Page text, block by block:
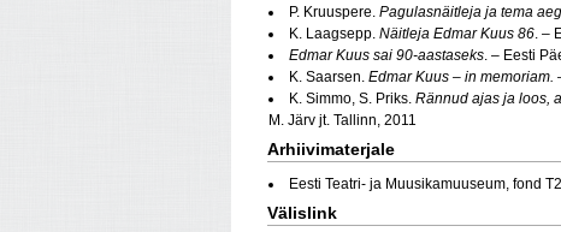
P. Kruuspere. Pagulasnäitleja ja tema
K. Laagsepp. Näitleja Edmar Kuus 86. –
Edmar Kuus sai 90-aastaseks. – Eesti
K. Saarsen. Edmar Kuus – in memoriam.
K. Simmo, S. Priks. Rännud ajas ja loos,
M. Järv jt. Tallinn, 2011
Arhiivimaterjale
Eesti Teatri- ja Muusikamuuseum, fond
Välislink